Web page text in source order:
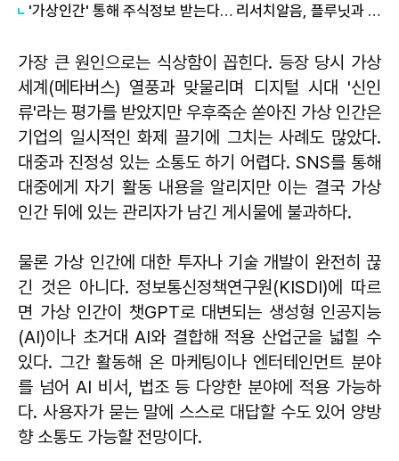
​'가상인간' 통해 주식정보 받는다… 리서치알음, 플루닛과 MOU체결
가장 큰 원인으로는 식상함이 꼽힌다. 등장 당시 가상
세계(메타버스) 열풍과 맞물리며 디지털 시대 '신인
류'라는 평가를 받았지만 우후죽순 쏟아진 가상 인간은
기업의 일시적인 화제 끌기에 그치는 사례도 많았다.
대중과 진정성 있는 소통도 하기 어렵다. SNS를 통해
대중에게 자기 활동 내용을 알리지만 이는 결국 가상
인간 뒤에 있는 관리자가 남긴 게시물에 불과하다.
물론 가상 인간에 대한 투자나 기술 개발이 완전히 끊
긴 것은 아니다. 정보통신정책연구원(KISDI)에 따르
면 가상 인간이 챗GPT로 대변되는 생성형 인공지능
(AI)이나 초거대 AI와 결합해 적용 산업군을 넓힐 수
있다. 그간 활동해 온 마케팅이나 엔터테인먼트 분야
를 넘어 AI 비서, 법조 등 다양한 분야에 적용 가능하
다. 사용자가 묻는 말에 스스로 대답할 수도 있어 양방
향 소통도 가능할 전망이다.